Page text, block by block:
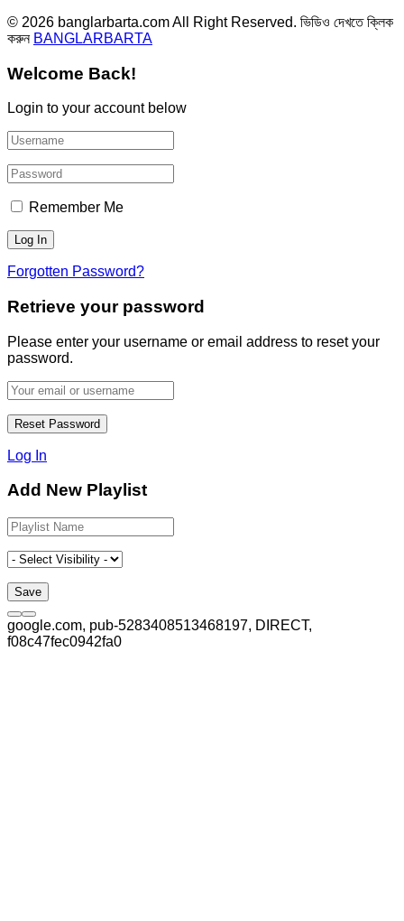
© 2026 banglarbarta.com All Right Reserved. ভিডিও দেখতে ক্লিক
করুন BANGLARBARTA
Welcome Back!
Login to your account below
Remember Me
Forgotten Password?
Retrieve your password
Please enter your username or email address to reset your
password.
Log In
Add New Playlist
google.com, pub-5283408513468197, DIRECT,
f08c47fec0942fa0